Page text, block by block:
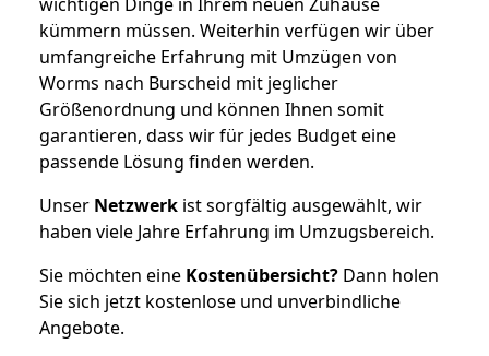
kümmern müssen. Weiterhin verfügen wir über
umfangreiche Erfahrung mit Umzügen von
Worms nach Burscheid mit jeglicher
Größenordnung und können Ihnen somit
garantieren, dass wir für jedes Budget eine
passende Lösung finden werden.
Unser Netzwerk ist sorgfältig ausgewählt, wir
haben viele Jahre Erfahrung im Umzugsbereich.
Sie möchten eine Kostenübersicht? Dann holen
Sie sich jetzt kostenlose und unverbindliche
Angebote.